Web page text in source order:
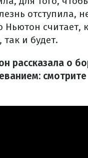
отступила,
Ньютон считает,
и будет.
рассказала о